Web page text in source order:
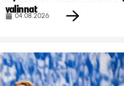
valinnat
04.08.2026